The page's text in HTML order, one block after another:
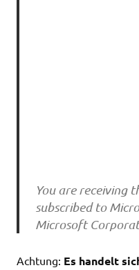
You are receiving
subscribed to
Microsoft
Achtung: Es handelt